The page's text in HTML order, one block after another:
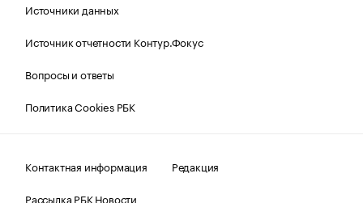
Источники данных
Источник отчетности Контур.Фокус
Вопросы и ответы
Политика Cookies РБК
Контактная информация
Редакция
Рассылка РБК Новости